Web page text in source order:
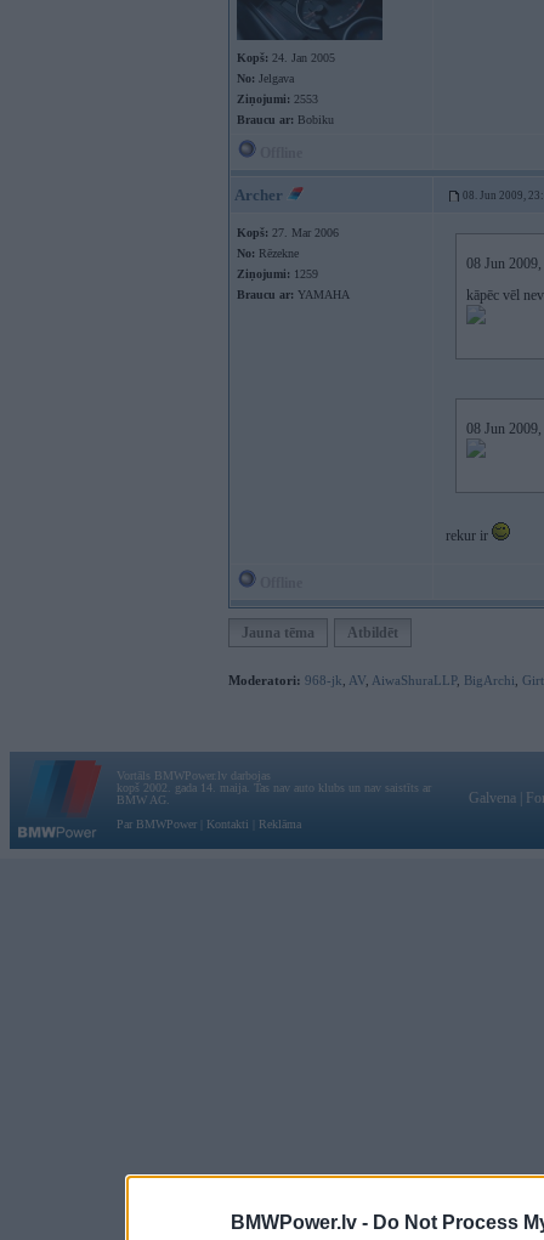
BMWPower.lv - Do Not Process
Kopš: 24. Jan 2005
No: Jelgava
Ziņojumi: 2553
Braucu ar: Bobiku
Archer 08. Jun 2009,
Kopš: 27. Mar 2006
No: Rēzekne
Ziņojumi: 1259
Braucu ar: YAMAHA
08 Jun
kāpēc vēl
08 Jun
rekur ir
Jauna tēma Atbildēt
Moderatori: 968-jk AV AiwaShuraLLP, BigArchi
Vortāls BMWPower.lv darbojas
kopš 2002. gada 14. maija. Tas nav auto klubs un nav saistīts ar
BMW AG.
Par BMWPower
Kontakti Reklāma
Galvena